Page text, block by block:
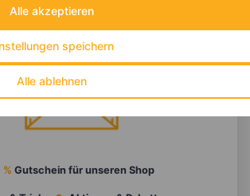
Alle ablehnen
speichern
Alle akzeptieren
% Gutschein für unseren Shop